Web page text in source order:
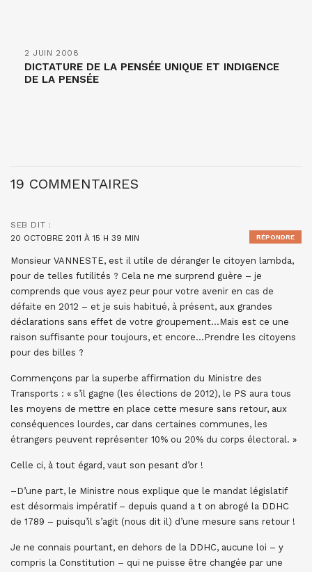
2 JUIN 2008
DICTATURE DE LA PENSÉE UNIQUE ET INDIGENCE
DE LA PENSÉE
19 COMMENTAIRES
SEB DIT :
20 OCTOBRE 2011 À 15 H 39 MIN
Monsieur VANNESTE, est il utile de déranger le citoyen lambda,
pour de telles futilités ? Cela ne me surprend guère – je
comprends que vous ayez peur pour votre avenir en cas de
défaite en 2012 – et je suis habitué, à présent, aux grandes
déclarations sans effet de votre groupement…Mais est ce une
raison suffisante pour toujours, et encore…Prendre les citoyens
pour des billes ?
Commençons par la superbe affirmation du Ministre des
Transports : « s’il gagne (les élections de 2012), le PS aura tous
les moyens de mettre en place cette mesure sans retour, aux
conséquences lourdes, car dans certaines communes, les
étrangers peuvent représenter 10% ou 20% du corps électoral. »
Celle ci, à tout égard, vaut son pesant d’or !
–D’une part, le Ministre nous explique que le mandat législatif
est désormais impératif – depuis quand a t on abrogé la DDHC
de 1789 – puisqu’il s’agit (nous dit il) d’une mesure sans retour !
Je ne connais pourtant, en dehors de la DDHC, aucune loi – y
compris la Constitution – qui ne puisse être changée par une
RÉPONDRE